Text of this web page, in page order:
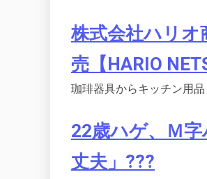
株式会社ハリオ
売【HARIO
珈琲器具からキッチン用
22歳ハゲ、Ｍ
丈夫」???